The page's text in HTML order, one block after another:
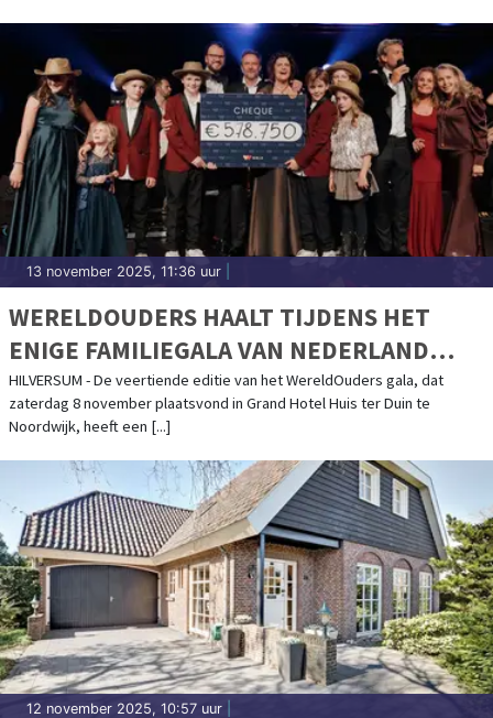
13 november 2025, 11:36 uur
WERELDOUDERS HAALT TIJDENS HET
ENIGE FAMILIEGALA VAN NEDERLAND
€578.750,- OP OM DE STROOM VAN
UITHUISPLAATSING IN BOLIVIA EN PERU
HILVERSUM - De veertiende editie van het WereldOuders gala, dat
zaterdag 8 november plaatsvond in Grand Hotel Huis ter Duin te
Noordwijk, heeft een [...]
12 november 2025, 10:57 uur